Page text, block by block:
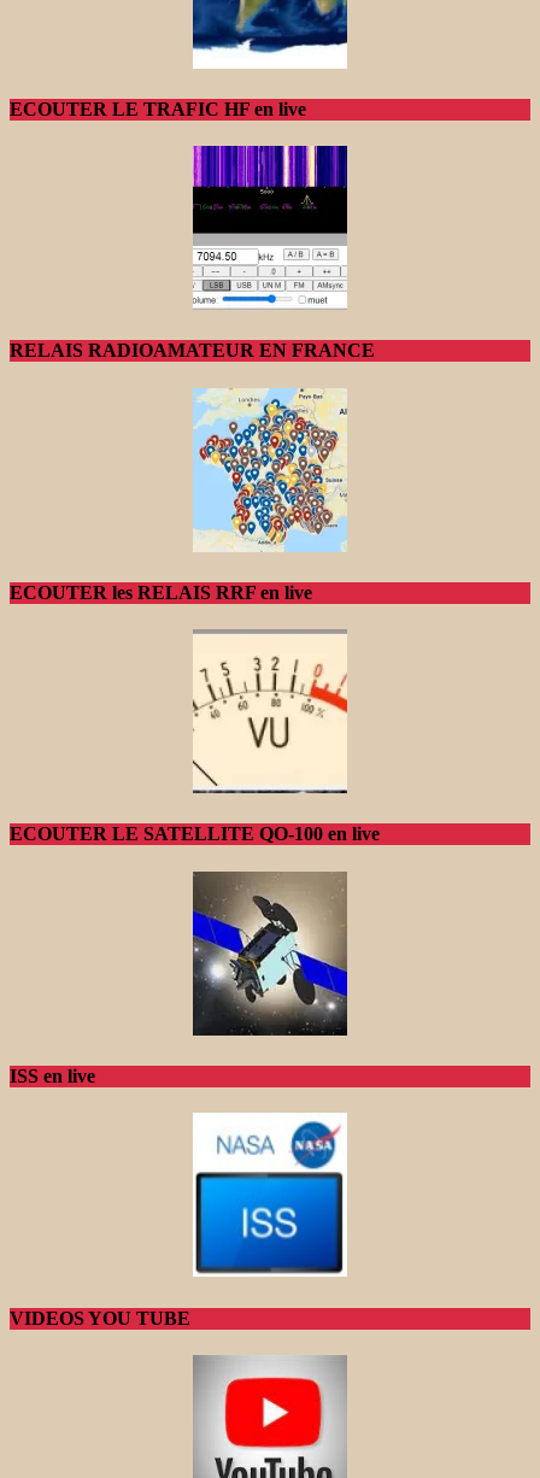
ECOUTER LE TRAFIC HF en live
RELAIS RADIOAMATEUR EN FRANCE
ECOUTER les RELAIS RRF en live
ECOUTER LE SATELLITE QO-100 en live
ISS en live
VIDEOS YOU TUBE